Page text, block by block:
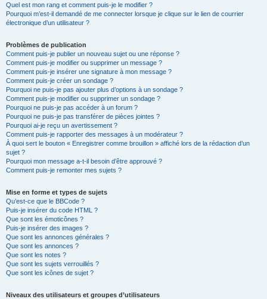
Quel est mon rang et comment puis-je le modifier ?
Pourquoi m’est-il demandé de me connecter lorsque je clique sur le lien de courrier
électronique d’un utilisateur ?
Problèmes de publication
Comment puis-je publier un nouveau sujet ou une réponse ?
Comment puis-je modifier ou supprimer un message ?
Comment puis-je insérer une signature à mon message ?
Comment puis-je créer un sondage ?
Pourquoi ne puis-je pas ajouter plus d’options à un sondage ?
Comment puis-je modifier ou supprimer un sondage ?
Pourquoi ne puis-je pas accéder à un forum ?
Pourquoi ne puis-je pas transférer de pièces jointes ?
Pourquoi ai-je reçu un avertissement ?
Comment puis-je rapporter des messages à un modérateur ?
À quoi sert le bouton « Enregistrer comme brouillon » affiché lors de la rédaction d’un
sujet ?
Pourquoi mon message a-t-il besoin d’être approuvé ?
Comment puis-je remonter mes sujets ?
Mise en forme et types de sujets
Qu’est-ce que le BBCode ?
Puis-je insérer du code HTML ?
Que sont les émoticônes ?
Puis-je insérer des images ?
Que sont les annonces générales ?
Que sont les annonces ?
Que sont les notes ?
Que sont les sujets verrouillés ?
Que sont les icônes de sujet ?
Niveaux des utilisateurs et groupes d’utilisateurs